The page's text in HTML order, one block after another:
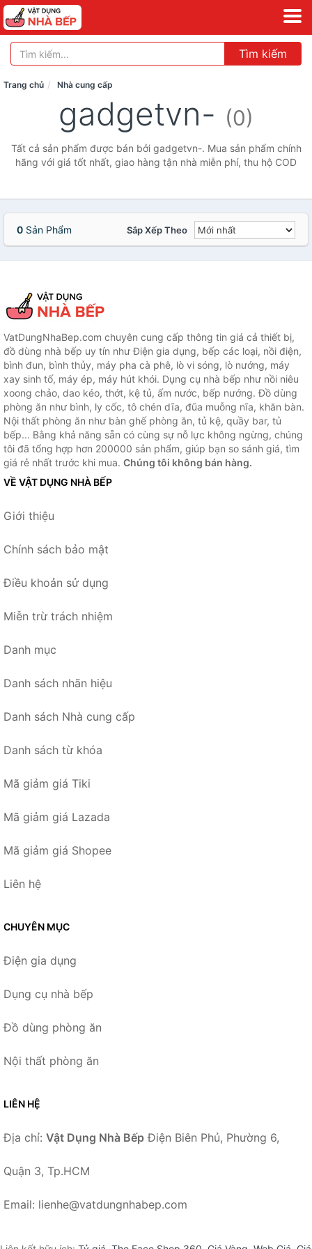
Tìm kiếm
Trang chủ Nhà cung cấp
gadgetvn- (0)
Tất cả sản phẩm được bán bởi gadgetvn-. Mua sản phẩm chính
hãng với giá tốt nhất, giao hàng tận nhà miễn phí, thu hộ COD
0 Sản Phẩm Sắp Xếp Theo
VatDungNhaBep.com chuyên cung cấp thông tin giá cả thiết bị,
đồ dùng nhà bếp uy tín như Điện gia dụng, bếp các loại, nồi điện,
bình đun, bình thủy, máy pha cà phê, lò vi sóng, lò nướng, máy
xay sinh tố, máy ép, máy hút khói. Dụng cụ nhà bếp như nồi niêu
xoong chảo, dao kéo, thớt, kệ tủ, ấm nước, bếp nướng. Đồ dùng
phòng ăn như bình, ly cốc, tô chén dĩa, đũa muỗng nĩa, khăn bàn.
Nội thất phòng ăn như bàn ghế phòng ăn, tủ kệ, quầy bar, tủ
bếp... Bằng khả năng sẵn có cùng sự nỗ lực không ngừng, chúng
tôi đã tổng hợp hơn 200000 sản phẩm, giúp bạn so sánh giá, tìm
giá rẻ nhất trước khi mua. Chúng tôi không bán hàng.
VỀ VẬT DỤNG NHÀ BẾP
Giới thiệu
Chính sách bảo mật
Điều khoản sử dụng
Miễn trừ trách nhiệm
Danh mục
Danh sách nhãn hiệu
Danh sách Nhà cung cấp
Danh sách từ khóa
Mã giảm giá Tiki
Mã giảm giá Lazada
Mã giảm giá Shopee
Liên hệ
CHUYÊN MỤC
Điện gia dụng
Dụng cụ nhà bếp
Đồ dùng phòng ăn
Nội thất phòng ăn
LIÊN HỆ
Địa chỉ: Vật Dụng Nhà Bếp Điện Biên Phủ, Phường 6,
Quận 3, Tp.HCM
Email: lienhe@vatdungnhabep.com